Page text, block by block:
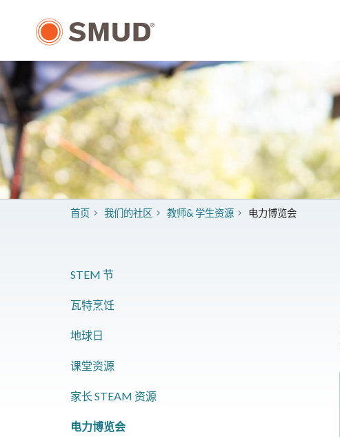
内
容
首页 我们的社区 教师& 学生资源 电力博览会
STEM 节
瓦特烹饪
地球日
课堂资源
家长 STEAM 资源
电力博览会